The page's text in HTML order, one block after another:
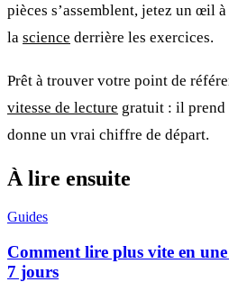
pièces s’assemblent, jetez un œil à
la science derrière les exercices.
Prêt à trouver votre point de
vitesse de lecture gratuit : il prend
donne un vrai chiffre de départ.
À lire ensuite
Guides
Comment lire plus vite en
7 jours